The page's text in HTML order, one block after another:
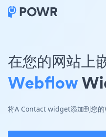
在您的网站
Webflow
将A Contact widget添加到您的